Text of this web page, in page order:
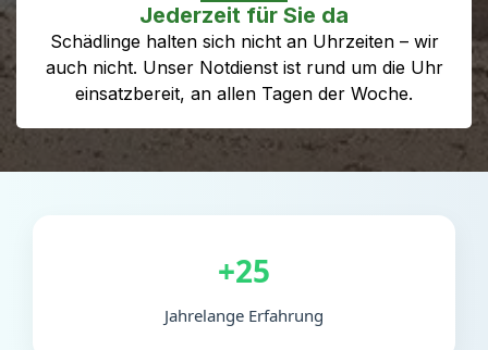
Jederzeit für Sie da
Schädlinge halten sich nicht an Uhrzeiten – wir
auch nicht. Unser Notdienst ist rund um die Uhr
einsatzbereit, an allen Tagen der Woche.
+25
Jahrelange Erfahrung